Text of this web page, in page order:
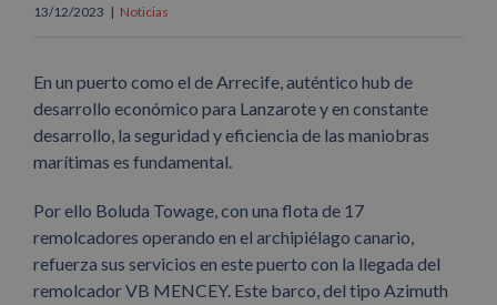
13/12/2023 | Noticias
En un puerto como el de Arrecife, auténtico hub de
desarrollo económico para Lanzarote y en constante
desarrollo, la seguridad y eficiencia de las maniobras
marítimas es fundamental.
Por ello Boluda Towage, con una flota de 17
remolcadores operando en el archipiélago canario,
refuerza sus servicios en este puerto con la llegada del
remolcador VB MENCEY. Este barco, del tipo Azimuth